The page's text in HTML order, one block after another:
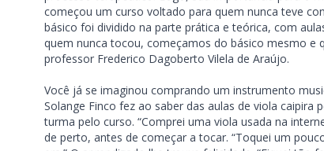
começou um curso voltado para quem nunca teve
básico foi dividido na parte prática e teórica, com
quem nunca tocou, começamos do básico mesmo e
professor Frederico Dagoberto Vilela de Araújo.
Você já se imaginou comprando um instrumento
Solange Finco fez ao saber das aulas de viola
turma pelo curso. “Comprei uma viola usada na
de perto, antes de começar a tocar. “Toquei um